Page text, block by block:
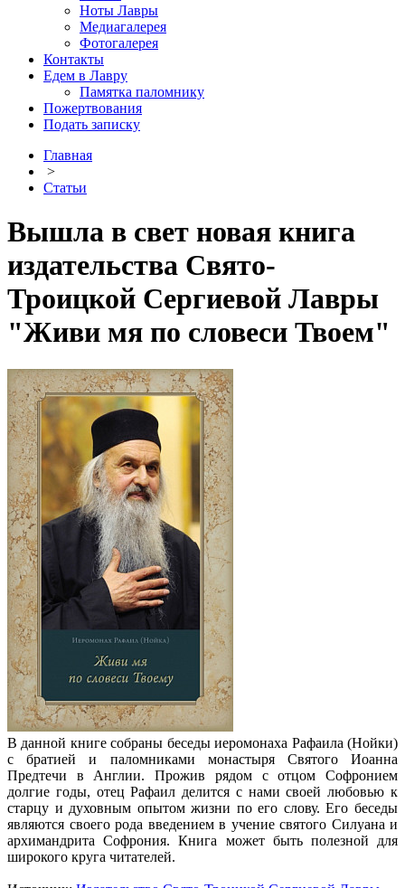
Ноты Лавры
Медиагалерея
Фотогалерея
Контакты
Едем в Лавру
Памятка паломнику
Пожертвования
Подать записку
Главная
>
Статьи
Вышла в свет новая книга
издательства Свято-
Троицкой Сергиевой Лавры
"Живи мя по словеси Твоем"
В данной книге собраны беседы иеромонаха Рафаила (Нойки)
с братией и паломниками монастыря Святого ­Иоанна
Предтечи в Англии. Прожив рядом с отцом Соф­ронием
долгие годы, отец Рафаил делится с нами своей любовью к
старцу и духовным опытом жизни по его слову. Его беседы
являются своего рода введением в учение святого Силуана и
архиманд­рита Софрония. Книга может быть полезной для
широкого круга читателей.